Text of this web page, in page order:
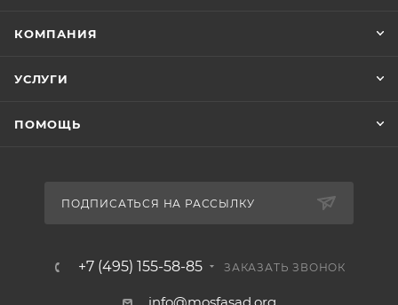
КОМПАНИЯ
УСЛУГИ
ПОМОЩЬ
ПОДПИСАТЬСЯ НА РАССЫЛКУ
+7 (495) 155-58-85 ЗАКАЗАТЬ ЗВОНОК